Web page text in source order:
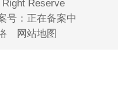
Reserve
号： 正在备案中
网站地图